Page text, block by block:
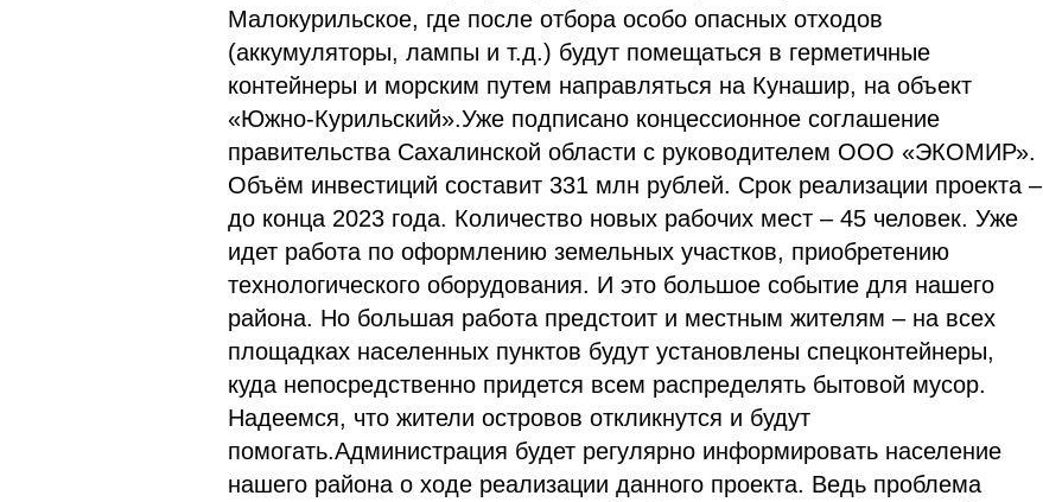
Малокурильское, где после отбора особо опасных отходов
(аккумуляторы, лампы и т.д.) будут помещаться в герметичные
контейнеры и морским путем направляться на Кунашир, на объект
«Южно-Курильский».Уже подписано концессионное соглашение
правительства Сахалинской области с руководителем ООО «ЭКОМИР».
Объём инвестиций составит 331 млн рублей. Срок реализации проекта –
до конца 2023 года. Количество новых рабочих мест – 45 человек. Уже
идет работа по оформлению земельных участков, приобретению
технологического оборудования. И это большое событие для нашего
района. Но большая работа предстоит и местным жителям – на всех
площадках населенных пунктов будут установлены спецконтейнеры,
куда непосредственно придется всем распределять бытовой мусор.
Надеемся, что жители островов откликнутся и будут
помогать.Администрация будет регулярно информировать население
нашего района о ходе реализации данного проекта. Ведь проблема